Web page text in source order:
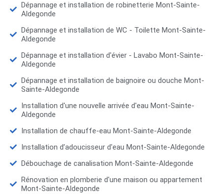
Dépannage et installation de robinetterie Mont-Sainte-
Aldegonde
Dépannage et installation de WC - Toilette Mont-Sainte-
Aldegonde
Dépannage et installation d'évier - Lavabo Mont-Sainte-
Aldegonde
Dépannage et installation de baignoire ou douche Mont-
Sainte-Aldegonde
Installation d'une nouvelle arrivée d'eau Mont-Sainte-
Aldegonde
Installation de chauffe-eau Mont-Sainte-Aldegonde
Installation d’adoucisseur d'eau Mont-Sainte-Aldegonde
Débouchage de canalisation Mont-Sainte-Aldegonde
Rénovation en plomberie d'une maison ou appartement
Mont-Sainte-Aldegonde